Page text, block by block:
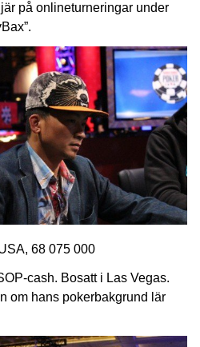
på onlineturneringar under
68 075 000
cash. Bosatt i Las Vegas.
om hans pokerbakgrund lär